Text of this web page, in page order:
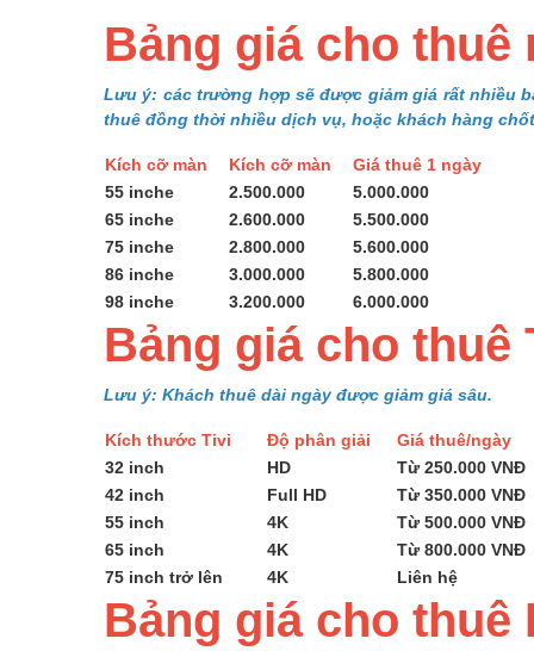
Bảng giá cho
Lưu ý: các trường hợp sẽ được giảm giá rất nhiều
thuê đồng thời nhiều dịch vụ, hoặc khách hàng
Kích cỡ màn Kích cỡ màn
Giá thuê 1 ngày
55 inche
2.500.000
5.000.000
65 inche
2.600.000
5.500.000
75 inche
2.800.000
5.600.000
86 inche
3.000.000
5.800.000
98 inche
3.200.000 6.000.000
Bảng giá cho thuê
Lưu ý: Khách thuê dài ngày được giảm giá sâu.
Kích thước Tivi Độ phân giải
Giá thuê/
32 inch
HD
Từ 250.000 VNĐ
42 inch
Full HD
Từ 350.000 VNĐ
55 inch
4K
Từ 500.000 VNĐ
65 inch
4K
Từ 800.000 VNĐ
75 inch trở lên
4K Liên hệ
Bảng giá cho thuê